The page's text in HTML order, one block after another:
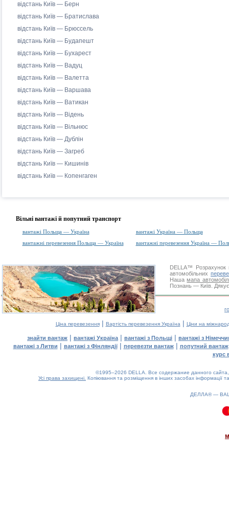
відстань Київ — Берн
відстань Київ — Братислава
відстань Київ — Брюссель
відстань Київ — Будапешт
відстань Київ — Бухарест
відстань Київ — Вадуц
відстань Київ — Валетта
відстань Київ — Варшава
відстань Київ — Ватикан
відстань Київ — Відень
відстань Київ — Вільнюс
відстань Київ — Дублін
відстань Київ — Загреб
відстань Київ — Кишинів
відстань Київ — Копенгаген
Вільні вантажі й попутний транспорт
вантажі Польща — Україна
вантажі Україна — Польща
вантажні перевезення Польща — Україна
вантажні перевезення Україна —
DELLA™
Розрахунок
автомобільних
Нашамапа
Познань — Київ.
Ціна перевезення| Вартість перевезення Україна | Ціни на
знайти вантаж | вантажі Україна | вантажі з Польщі | вантажі з
вантажі з Литви | вантажі з Фінляндії| перевезти вантаж| попутний вантаж
курс
©1995–2026 DELLA. Все содержание данного
Усі права захищені. Копіювання та розміщення в інших засобах інформації
ДЕЛЛА® —